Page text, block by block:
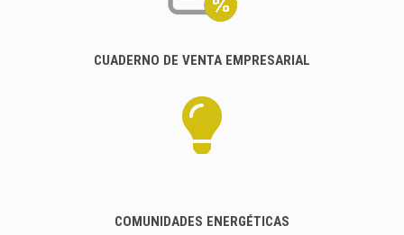
CUADERNO DE VENTA EMPRESARIAL
COMUNIDADES ENERGÉTICAS